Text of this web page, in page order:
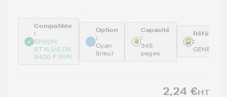
Compatible
:
EPSON
STYLUS DX
9400 F WIFI
Option
:
Cyan
(bleu)
Capacité
:
345
pages
:
GENE712
2,24 €HT